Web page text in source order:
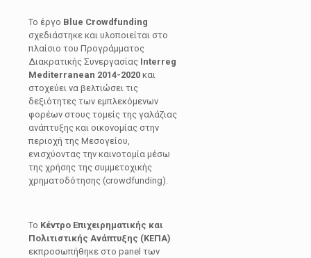
Το έργο Blue Crowdfunding
σχεδιάστηκε και υλοποιείται στο
πλαίσιο του Προγράμματος
Διακρατικής Συνεργασίας Interreg
Mediterranean 2014-2020 και
στοχεύει να βελτιώσει τις
δεξιότητες των εμπλεκόμενων
φορέων στους τομείς της γαλάζιας
ανάπτυξης και οικονομίας στην
περιοχή της Μεσογείου,
ενισχύοντας την καινοτομία μέσω
της χρήσης της συμμετοχικής
χρηματοδότησης (crowdfunding).
Το Κέντρο Επιχειρηματικής και
Πολιτιστικής Ανάπτυξης (ΚΕΠΑ)
εκπροσωπήθηκε στο panel των